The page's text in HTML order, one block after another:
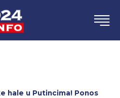
hale u Putincima! Ponos